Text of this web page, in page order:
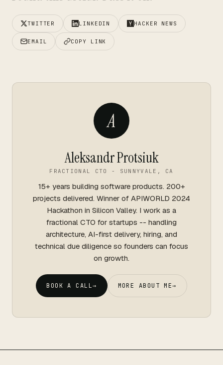
TWITTER LINKEDIN HACKER NEWS
EMAIL COPY LINK
A
Aleksandr Protsiuk
FRACTIONAL CTO - SUNNYVALE, CA
15+ years building software products. 200+
projects delivered. Winner of APIWORLD 2024
Hackathon in Silicon Valley. I work as a
fractional CTO for startups -- handling
architecture, AI-first delivery, hiring, and
technical due diligence so founders can focus
on growth.
BOOK A CALL→ MORE ABOUT ME→